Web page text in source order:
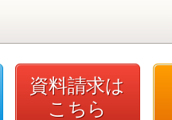
資料請求は
こちら